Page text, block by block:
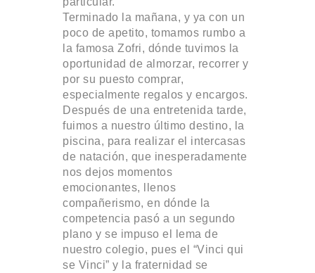
Terminado la mañana, y ya con un
poco de apetito, tomamos rumbo a
la famosa Zofri, dónde tuvimos la
oportunidad de almorzar, recorrer y
por su puesto comprar,
especialmente regalos y encargos.
Después de una entretenida tarde,
fuimos a nuestro último destino, la
piscina, para realizar el intercasas
de natación, que inesperadamente
nos dejos momentos
emocionantes, llenos
compañerismo, en dónde la
competencia pasó a un segundo
plano y se impuso el lema de
nuestro colegio, pues el “Vinci qui
se Vinci” y la fraternidad se